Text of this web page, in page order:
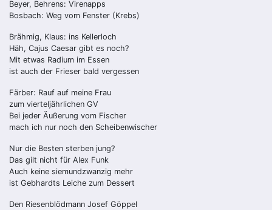
Beyer, Behrens: Virenapps
Bosbach: Weg vom Fenster (Krebs)
Brähmig, Klaus: ins Kellerloch
Häh, Cajus Caesar gibt es noch?
Mit etwas Radium im Essen
ist auch der Frieser bald vergessen
Färber: Rauf auf meine Frau
zum vierteljährlichen GV
Bei jeder Äußerung vom Fischer
mach ich nur noch den Scheibenwischer
Nur die Besten sterben jung?
Das gilt nicht für Alex Funk
Auch keine siemundzwanzig mehr
ist Gebhardts Leiche zum Dessert
Den Riesenblödmann Josef Göppel